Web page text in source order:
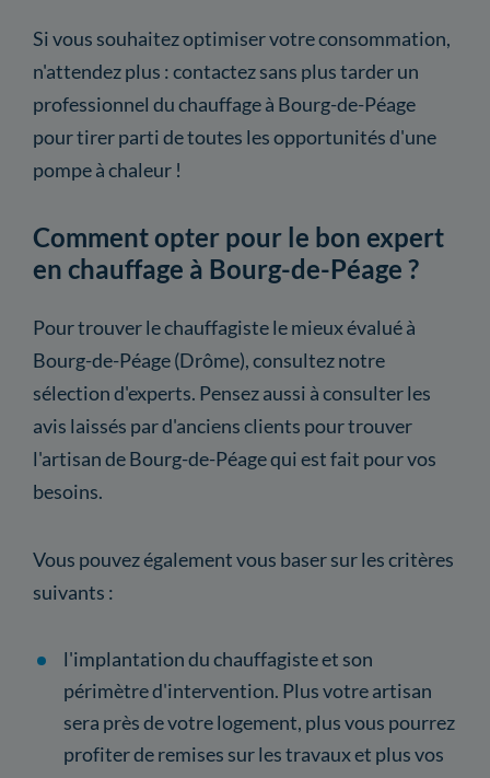
Si vous souhaitez optimiser votre consommation,
n'attendez plus : contactez sans plus tarder un
professionnel du chauffage à Bourg-de-Péage
pour tirer parti de toutes les opportunités d'une
pompe à chaleur !
Comment opter pour le bon expert
en chauffage à Bourg-de-Péage ?
Pour trouver le chauffagiste le mieux évalué à
Bourg-de-Péage (Drôme), consultez notre
sélection d'experts. Pensez aussi à consulter les
avis laissés par d'anciens clients pour trouver
l'artisan de Bourg-de-Péage qui est fait pour vos
besoins.
Vous pouvez également vous baser sur les critères
suivants :
l'implantation du chauffagiste et son
périmètre d'intervention. Plus votre artisan
sera près de votre logement, plus vous pourrez
profiter de remises sur les travaux et plus vos